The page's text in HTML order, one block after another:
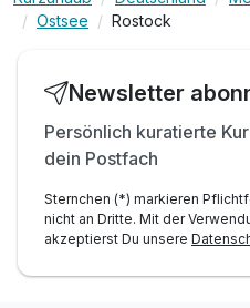
inkl. W-LAN
Ostsee
Rostock
Newsletter
Persönlich kuratierte
dein Postfach
Sternchen (*) markieren
nicht an Dritte. Mit der
akzeptierst Du unsere